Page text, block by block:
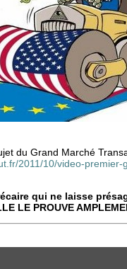
du Grand Marché
2011/10/video-
qui ne laisse
LE PROUVE